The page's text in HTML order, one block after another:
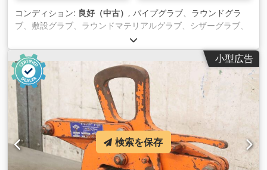
コンディション: 良好（中古） , パイプグラブ、ラウンドグラ
ブ、敷設グラブ、ラウンドマテリアルグラブ、シザーグラブ、
パイプ敷設装置 -メーカー: Dolezych, 丸型材料グラブタイプRZ
SCH -把持幅：100～350 mm Cedpfx Aelzmxgjmreha -運搬能
力：1000kg -寸法: 825/390/H550 mm -自重: 36 kg
小型広告
検索を保存